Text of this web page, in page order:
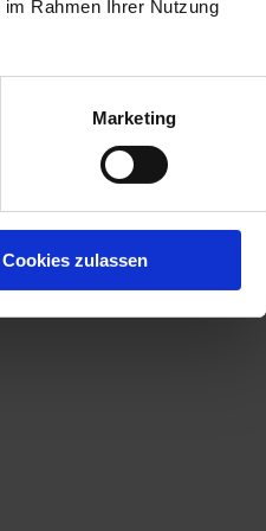
Rahmen Ihrer Nutzung
Marketing
Cookies zulassen